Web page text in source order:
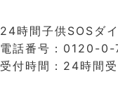
24時間子供SOSダ
電話番号：0120-0-
受付時間：24時間受